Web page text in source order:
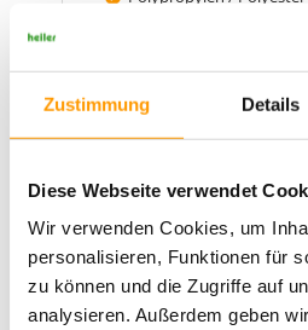
Zustimmung Details
Diese Webseite verwendet
Wir verwenden Cookies, um
personalisieren, Funktionen für
zu können und die Zugriffe auf
analysieren. Außerdem geben
Latexbeschichtung
Rückenperforation
Geprüft nach nationalen
internationalen Normen
RAL Güteüberwachung